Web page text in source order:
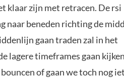
klaar zijn met retracen. De rsi
naar beneden richting de
gaan traden zal in het
lagere timeframes gaan
of gaan we toch nog